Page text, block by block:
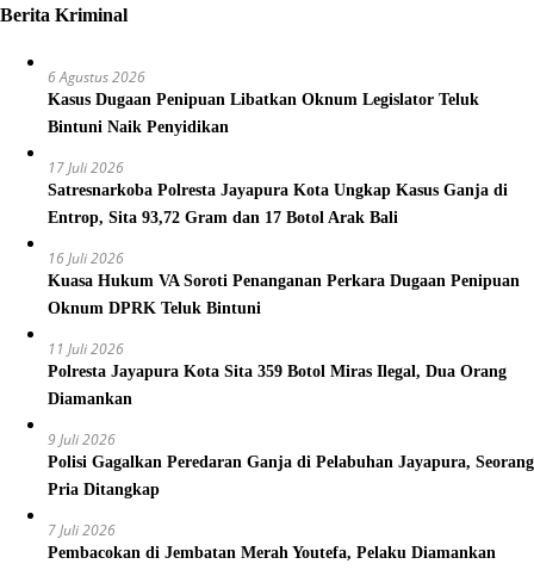
Berita Kriminal
6 Agustus 2026
Kasus Dugaan Penipuan Libatkan Oknum Legislator Teluk
Bintuni Naik Penyidikan
17 Juli 2026
Satresnarkoba Polresta Jayapura Kota Ungkap Kasus Ganja di
Entrop, Sita 93,72 Gram dan 17 Botol Arak Bali
16 Juli 2026
Kuasa Hukum VA Soroti Penanganan Perkara Dugaan Penipuan
Oknum DPRK Teluk Bintuni
11 Juli 2026
Polresta Jayapura Kota Sita 359 Botol Miras Ilegal, Dua Orang
Diamankan
9 Juli 2026
Polisi Gagalkan Peredaran Ganja di Pelabuhan Jayapura, Seorang
Pria Ditangkap
7 Juli 2026
Pembacokan di Jembatan Merah Youtefa, Pelaku Diamankan